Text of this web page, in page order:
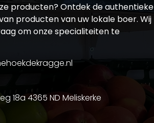
producten? Ontdek de authentieke
producten van uw lokale boer. Wij
om onze specialiteiten te
18a 4365 ND Meliskerke